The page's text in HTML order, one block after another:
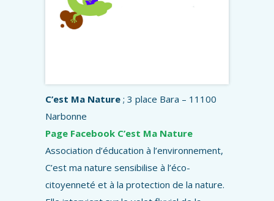
C’est Ma Nature ; 3 place Bara – 11100
Narbonne
Page Facebook C’est Ma Nature
Association d’éducation à l’environnement,
C’est ma nature sensibilise à l’éco-
citoyenneté et à la protection de la nature.